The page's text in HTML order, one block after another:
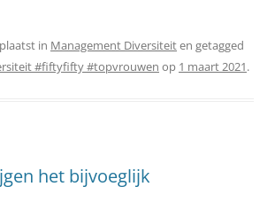
in Management Diversiteiten getagged
#fiftyfifty #topvrouwen op 1 maart 2021.
het bijvoeglijk